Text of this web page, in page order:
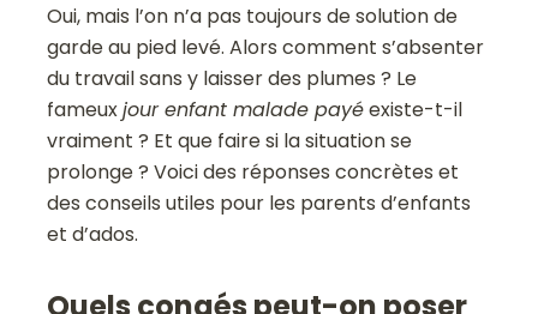
Oui, mais l’on n’a pas toujours de solution de
garde au pied levé. Alors comment s’absenter
du travail sans y laisser des plumes ? Le
fameuxjour enfant malade payéexiste-t-il
vraiment ? Et que faire si la situation se
prolonge ? Voici des réponses concrètes et
des conseils utiles pour les parents d’enfants
et d’ados.
Quels congés peut-on poser